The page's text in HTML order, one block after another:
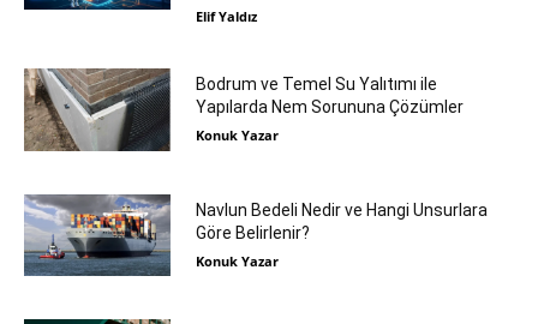
Elif Yaldız
Bodrum ve Temel Su Yalıtımı ile
Yapılarda Nem Sorununa Çözümler
Konuk Yazar
Navlun Bedeli Nedir ve Hangi Unsurlara
Göre Belirlenir?
Konuk Yazar